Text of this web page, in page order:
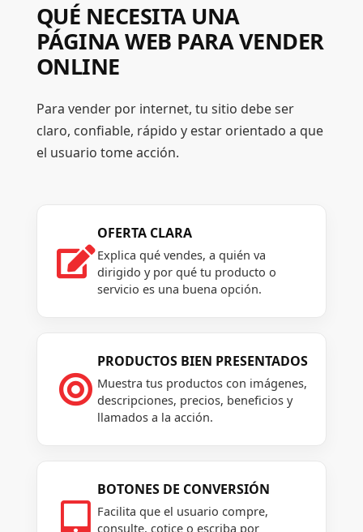
QUÉ NECESITA UNA
PÁGINA WEB PARA VENDER
ONLINE
Para vender por internet, tu sitio debe ser
claro, confiable, rápido y estar orientado a que
el usuario tome acción.

OFERTA CLARA
Explica qué vendes, a quién va
dirigido y por qué tu producto o
servicio es una buena opción.

PRODUCTOS BIEN PRESENTADOS
Muestra tus productos con imágenes,
descripciones, precios, beneficios y
llamados a la acción.

BOTONES DE CONVERSIÓN
Facilita que el usuario compre,
consulte, cotice o escriba por